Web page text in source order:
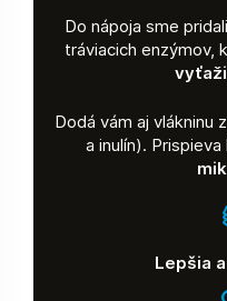
Do nápoja sme pridali
tráviacich enzýmov,
Dodá vám aj vlákninu
a inulín). Prispieva
Lepšia